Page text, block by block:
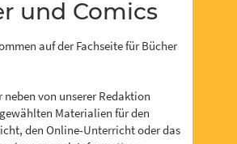
und Comics
auf der Fachseite für Bücher
neben von unserer Redaktion
Materialien für den
den Online-Unterricht oder das